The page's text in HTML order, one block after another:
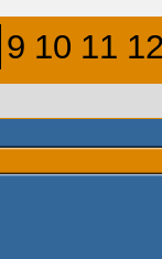
9 10 11